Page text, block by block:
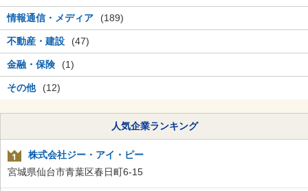
情報通信・メディア (189)
不動産・建設 (47)
金融・保険 (1)
その他 (12)
人気企業ランキング
株式会社ジー・アイ・ピー
宮城県仙台市青葉区春日町6-15